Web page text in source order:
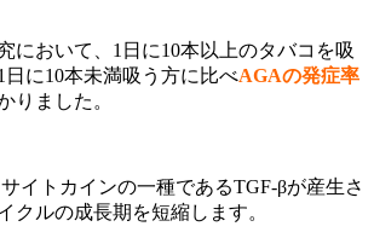
において、1日に10本以上のタバコを吸
日に10本未満吸う方に比べAGAの発症率
りました。
イトカインの一種であるTGF-βが産生さ
クルの成長期を短縮します。